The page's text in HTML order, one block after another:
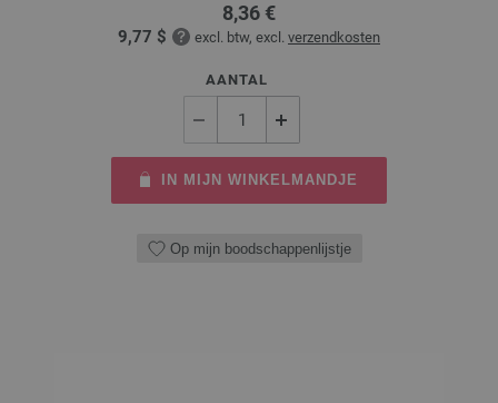
8,36 €
9,77 $ excl. btw, excl. verzendkosten
AANTAL
IN MIJN WINKELMANDJE
Op mijn boodschappenlijstje